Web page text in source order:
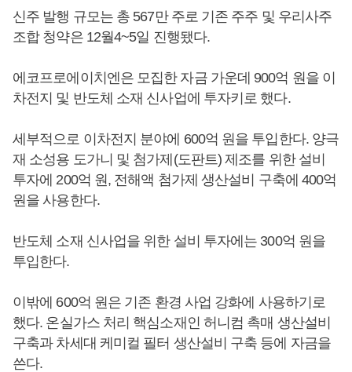
신주 발행 규모는 총 567만 주로 기존 주주 및 우리사주
조합 청약은 12월4~5일 진행됐다.
에코프로에이치엔은 모집한 자금 가운데 900억 원을 이
차전지 및 반도체 소재 신사업에 투자키로 했다.
세부적으로 이차전지 분야에 600억 원을 투입한다. 양극
재 소성용 도가니 및 첨가제(도판트) 제조를 위한 설비
투자에 200억 원, 전해액 첨가제 생산설비 구축에 400억
원을 사용한다.
반도체 소재 신사업을 위한 설비 투자에는 300억 원을
투입한다.
이밖에 600억 원은 기존 환경 사업 강화에 사용하기로
했다. 온실가스 처리 핵심소재인 허니컴 촉매 생산설비
구축과 차세대 케미컬 필터 생산설비 구축 등에 자금을
쓴다.